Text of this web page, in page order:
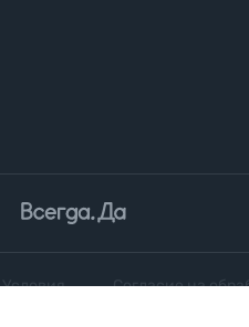
Условия
Согласие на